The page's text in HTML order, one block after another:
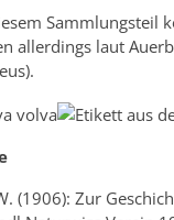
Sammlungsteil
allerdings laut
(1906): Zur